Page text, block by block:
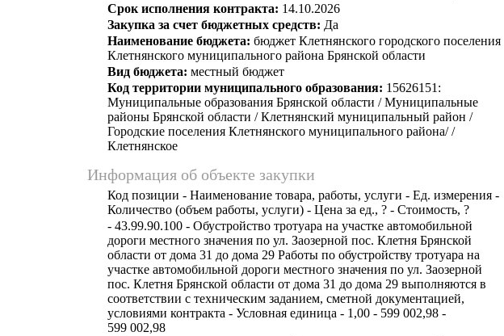
Срок исполнения контракта: 14.10.2026
Закупка за счет бюджетных средств: Да
Наименование бюджета: бюджет Клетнянского городского поселения
Клетнянского муниципального района Брянской области
Вид бюджета: местный бюджет
Код территории муниципального образования: 15626151:
Муниципальные образования Брянской области / Муниципальные
районы Брянской области / Клетнянский муниципальный район /
Городские поселения Клетнянского муниципального района/ /
Клетнянское
Информация об объекте закупки
Код позиции - Наименование товара, работы, услуги - Ед. измерения -
Количество (объем работы, услуги) - Цена за ед., ? - Стоимость, ?
- 43.99.90.100 - Обустройство тротуара на участке автомобильной
дороги местного значения по ул. Заозерной пос. Клетня Брянской
области от дома 31 до дома 29 Работы по обустройству тротуара на
участке автомобильной дороги местного значения по ул. Заозерной
пос. Клетня Брянской области от дома 31 до дома 29 выполняются в
соответствии с техническим заданием, сметной документацией,
условиями контракта - Условная единица - 1,00 - 599 002,98 -
599 002,98